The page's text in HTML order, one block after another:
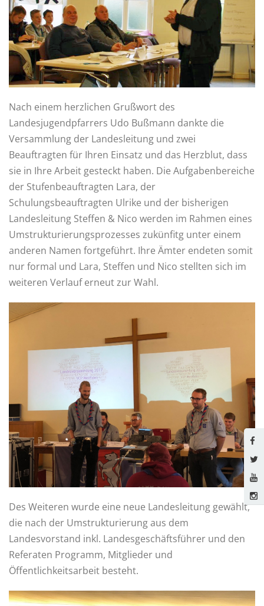
Nach einem herzlichen Grußwort des
Landesjugendpfarrers Udo Bußmann dankte die
Versammlung der Landesleitung und zwei
Beauftragten für Ihren Einsatz und das Herzblut, dass
sie in Ihre Arbeit gesteckt haben. Die Aufgabenbereiche
der Stufenbeauftragten Lara, der
Schulungsbeauftragten Ulrike und der bisherigen
Landesleitung Steffen & Nico werden im Rahmen eines
Umstrukturierungsprozesses zukünfitg unter einem
anderen Namen fortgeführt. Ihre Ämter endeten somit
nur formal und Lara, Steffen und Nico stellten sich im
weiteren Verlauf erneut zur Wahl.
Des Weiteren wurde eine neue Landesleitung gewählt,
die nach der Umstrukturierung aus dem
Landesvorstand inkl. Landesgeschäftsführer und den
Referaten Programm, Mitglieder und
Öffentlichkeitsarbeit besteht.